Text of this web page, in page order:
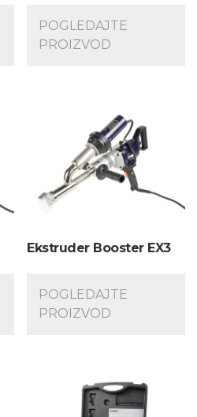
POGLEDAJTE
PROIZVOD
Ekstruder Booster EX3
POGLEDAJTE
PROIZVOD